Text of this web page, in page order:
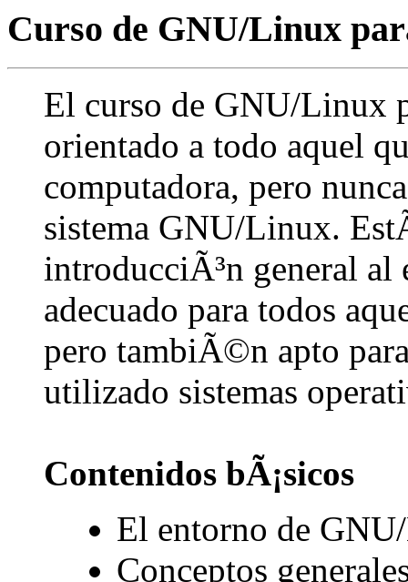
Curso de GNU/Linux
El curso de GNU/Linux
orientado a todo aquel
computadora, pero
sistema GNU/Linux.
introducciÃ³n general
adecuado para todos
pero tambiÃ©n apto
utilizado sistemas
Contenidos bÃ¡sicos
El entorno de
Conceptos